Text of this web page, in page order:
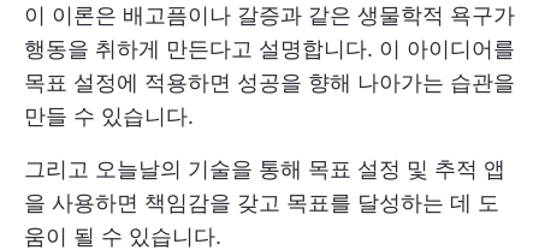
이 이론은 배고픔이나 갈증과 같은 생물학적 욕구가
행동을 취하게 만든다고 설명합니다. 이 아이디어를
목표 설정에 적용하면 성공을 향해 나아가는 습관을
만들 수 있습니다.
그리고 오늘날의 기술을 통해 목표 설정 및 추적 앱
을 사용하면 책임감을 갖고 목표를 달성하는 데 도
움이 될 수 있습니다.